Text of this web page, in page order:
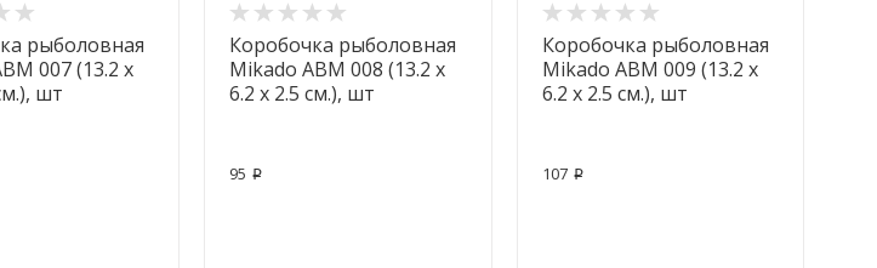
рыболовная
007 (13.2 x
шт
Коробочка рыболовная
Mikado ABM 008 (13.2 x
6.2 x 2.5 см.), шт
95 p
Коробочка рыболовная
Mikado ABM 009 (13.2 x
6.2 x 2.5 см.), шт
107 p